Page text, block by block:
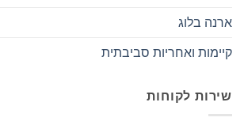
ארנה בלוג
קיימות ואחריות סביבתית
שירות לקוחות